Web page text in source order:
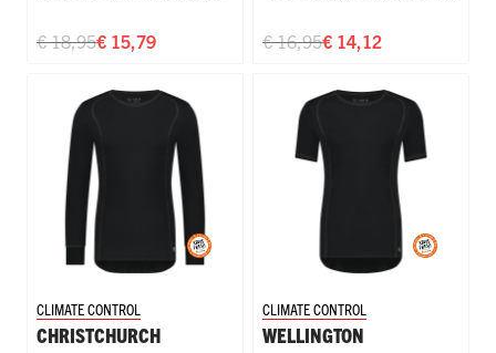
€ 15,79
€ 18,95 € 14,12
€ 16,95
CLIMATE CONTROL
CHRISTCHURCH
CLIMATE CONTROL
WELLINGTON